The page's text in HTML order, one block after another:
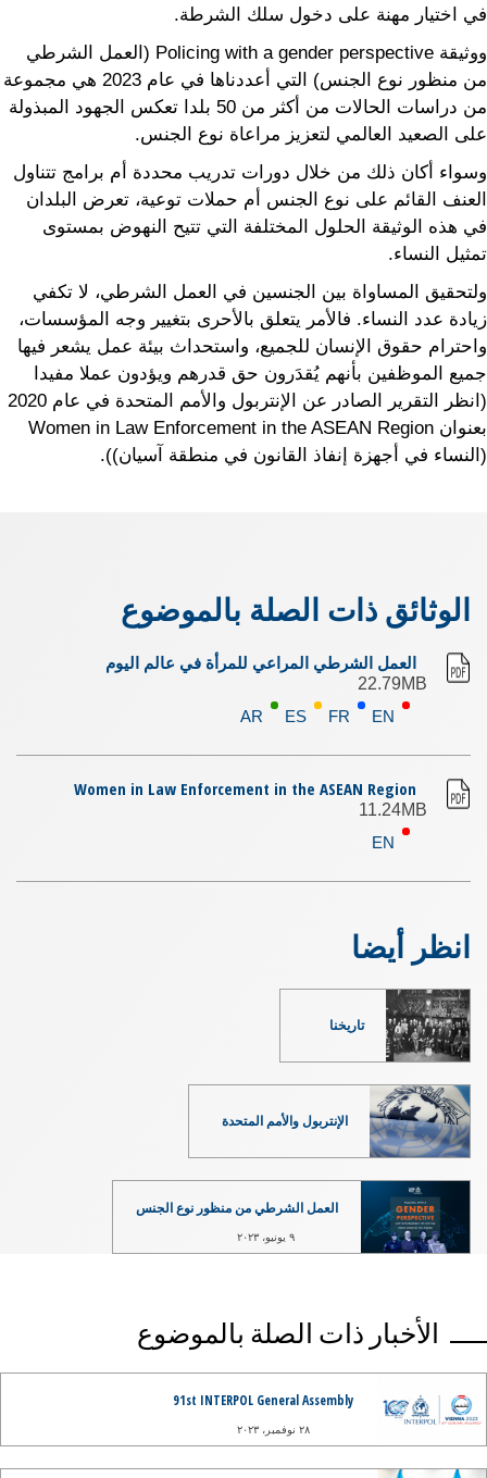
في اختيار مهنة على دخول سلك الشرطة.
ووثيقة Policing with a gender perspective (العمل الشرطي
من منظور نوع الجنس) التي أعددناها في عام 2023 هي مجموعة
من دراسات الحالات من أكثر من 50 بلدا تعكس الجهود المبذولة
على الصعيد العالمي لتعزيز مراعاة نوع الجنس.
وسواء أكان ذلك من خلال دورات تدريب محددة أم برامج تتناول
العنف القائم على نوع الجنس أم حملات توعية، تعرض البلدان
في هذه الوثيقة الحلول المختلفة التي تتيح النهوض بمستوى
تمثيل النساء.
ولتحقيق المساواة بين الجنسين في العمل الشرطي، لا تكفي
زيادة عدد النساء. فالأمر يتعلق بالأحرى بتغيير وجه المؤسسات،
واحترام حقوق الإنسان للجميع، واستحداث بيئة عمل يشعر فيها
جميع الموظفين بأنهم يُقدَرون حق قدرهم ويؤدون عملا مفيدا
(انظر التقرير الصادر عن الإنتربول والأمم المتحدة في عام 2020
بعنوان Women in Law Enforcement in the ASEAN Region
(النساء في أجهزة إنفاذ القانون في منطقة آسيان)).
الوثائق ذات الصلة بالموضوع
العمل الشرطي المراعي للمرأة في عالم اليوم
22.79MB
EN
FR
ES
AR
Women in Law Enforcement in the ASEAN Region
11.24MB
EN
انظر أيضا
تاريخنا
الإنتربول والأمم المتحدة
العمل الشرطي من منظور نوع الجنس
٩ يونيو، ٢٠٢٣
الأخبار ذات الصلة بالموضوع
91st INTERPOL General Assembly
٢٨ نوفمبر، ٢٠٢٣